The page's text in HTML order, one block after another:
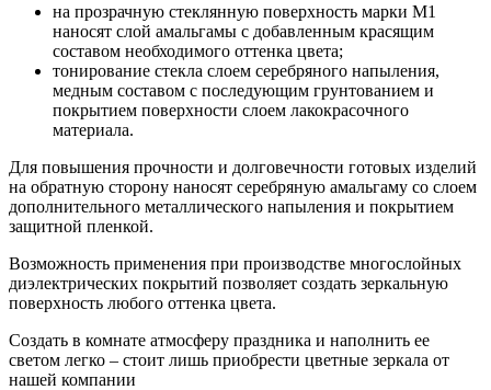
на прозрачную стеклянную поверхность марки М1
наносят слой амальгамы с добавленным красящим
составом необходимого оттенка цвета;
тонирование стекла слоем серебряного напыления,
медным составом с последующим грунтованием и
покрытием поверхности слоем лакокрасочного
материала.
Для повышения прочности и долговечности готовых изделий
на обратную сторону наносят серебряную амальгаму со слоем
дополнительного металлического напыления и покрытием
защитной пленкой.
Возможность применения при производстве многослойных
диэлектрических покрытий позволяет создать зеркальную
поверхность любого оттенка цвета.
Создать в комнате атмосферу праздника и наполнить ее
светом легко – стоит лишь приобрести цветные зеркала от
нашей компании